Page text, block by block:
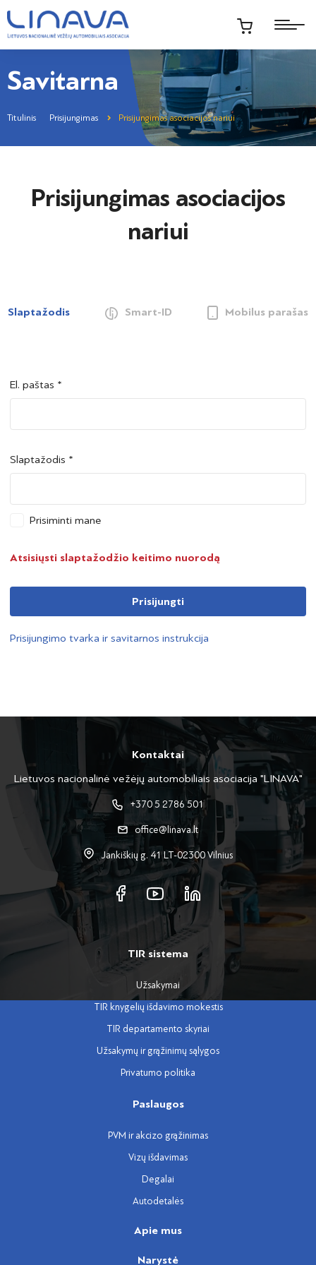
Savitarna
Titulinis Prisijungimas Prisijungimas asociacijos nariui
Prisijungimas asociacijos
nariui
Slaptažodis Smart-ID Mobilus parašas
Šalis *
Asmens kodas *
Šalis *
Asmens kodas *
El. paštas *
Slaptažodis *
Prisiminti mane
Atsisiųsti slaptažodžio keitimo nuorodą
Prisijungti
Prisijungimo tvarka ir savitarnos instrukcija
Kontaktai
Lietuvos nacionalinė vežėjų automobiliais asociacija "LINAVA"
+370 5 2786 501
office@linava.lt
Jankiškių g. 41 LT-02300 Vilnius
TIR sistema
Užsakymai
TIR knygelių išdavimo mokestis
TIR departamento skyriai
Užsakymų ir grąžinimų sąlygos
Privatumo politika
Paslaugos
PVM ir akcizo grąžinimas
Vizų išdavimas
Degalai
Autodetalės
Apie mus
Narystė